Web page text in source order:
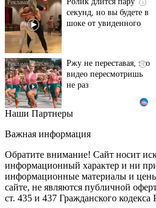
секунд, но вы будете в
шоке от увиденного
видео пересмотришь
не раз
Ролик из Омска: вы
i
Королева вагона
отожгла! Видео не
оставит равнодушным
Наши Партнеры
Важная информация
Обратите внимание! Сайт носит
информационный характер и ни
информационные материалы и
сайте, не являются публичной
ст. 435 и 437 Гражданского кодекса